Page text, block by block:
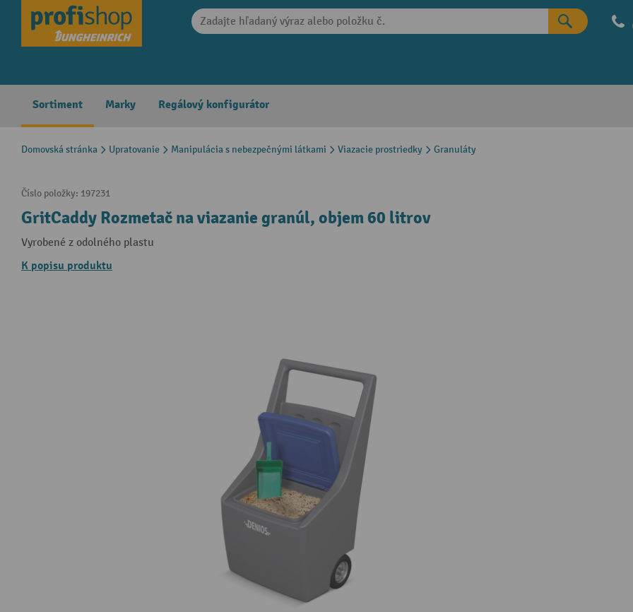
Skip to main navigation
Sortiment Marky Regálový konfigurátor
Domovská stránka Upratovanie Manipulácia s nebezpečnými látkami Viazacie prostriedky Granuláty
Číslo položky: 197231
GritCaddy Rozmetač na viazanie granúl, objem 60 litrov
Vyrobené z odolného plastu
K popisu produktu